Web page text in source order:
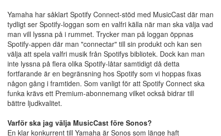
Yamaha har såklart Spotify Connect-stöd med MusicCast där man
tydligt ser Spotify-loggan som en valfri källa när man ska välja vad
man vill lyssna på i rummet. Trycker man på loggan öppnas
Spotify-appen där man "connectar" till sin produkt och kan sen
välja att spela valfri musik från Spotifys bibliotek. Dock kan man
inte lyssna på flera olika Spotify-låtar samtidigt då detta
fortfarande är en begränsning hos Spotify som vi hoppas fixas
någon gång i framtiden. Som vanligt för att Spotify Connect ska
funka krävs ett Premium-abonnemang vilket också bidrar till
bättre ljudkvalitet.
Varför ska jag välja MusicCast före Sonos?
En klar konkurrent till Yamaha är Sonos som länge haft